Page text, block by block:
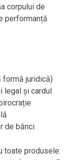
corpului de
performanță
formă juridică)
legal și cardul
de bănci
toate produsele: